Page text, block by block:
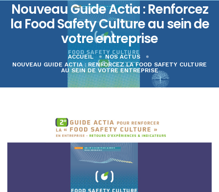
Nouveau Guide Actia : Renforcez
la Food Safety Culture au sein de
votre entreprise
ACCUEIL
NOS ACTUS
NOUVEAU GUIDE ACTIA : RENFORCEZ LA FOOD SAFETY CULTURE
AU SEIN DE VOTRE ENTREPRISE